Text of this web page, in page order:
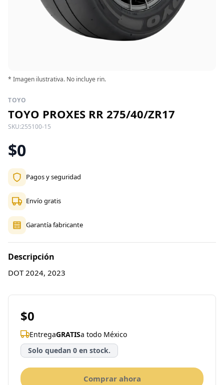
* Imagen ilustrativa. No incluye rin.
TOYO
TOYO PROXES RR 275/40/ZR17
SKU:255100-15
$0
Pagos y seguridad
Envío gratis
Garantía fabricante
Descripción
DOT 2024, 2023
$0
EntregaGRATISa todo México
Solo quedan 0 en stock.
Comprar ahora